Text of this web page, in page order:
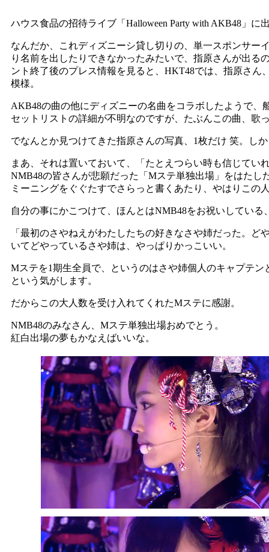
ハウス食品の招待ライブ「Halloween Party with AKB48」に
なんだか、これディズニーシ貸し切りの、単一スポンサー
り名前を出したりできなかったみたいで、指原さんが出る
ント終了後のプレス情報を見ると、HKT48では、指原さん
模様。
AKB48の曲の他にディズニーの名曲をコラボしたようで、
セットリストの詳細が不明なのですが、たぶんこの曲、歌
でなんとか見つけてきた指原さんの写真、1枚だけ 笑。し
まあ、それは置いておいて、「たとえつらい時も信じてい
NMB48の皆さんが悲願だった「Mステ単独出場」をはたし
ミーニングをぐぐたすでさらっと書くあたり、やはりこの
自分の事にかこつけて、ほんとはNMB48をお祝いしている
「最初のさやねえがわたしたちの好きなさや姉だった。ど
いてどやっているさや姉は、やっぱりかっこいい。
Mステを1期生全員で、というのはさや姉個人のキャプテ
という気がします。
だからこの大人数を受け入れてくれたMステに感謝。
NMB48のみなさん、Mステ単独出場おめでとう。
紅白出場の夢もかなえばいいな。